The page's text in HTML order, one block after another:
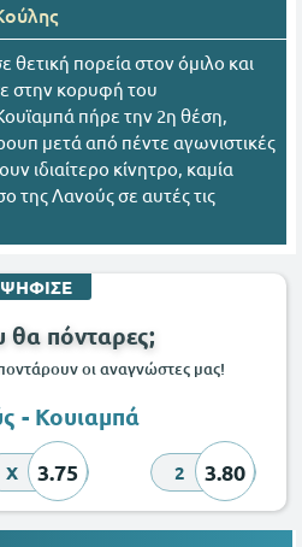
πορεία στον όμιλο και
στην κορυφή του
πήρε την 2η θέση,
μετά από πέντε αγωνιστικές
ιδιαίτερο κίνητρο, καμία
της Λανούς σε αυτές τις
ΨΗΦΙΣΕ
θα πόνταρες;
οι αναγνώστες μας!
- Κουιαμπά
X 3.75 2 3.80